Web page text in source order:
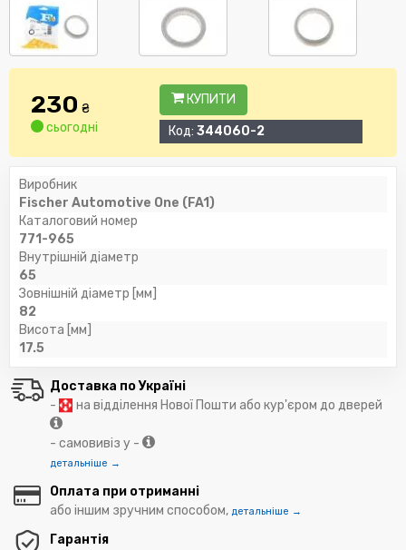
230 ₴
сьогодні
КУПИТИ
Код: 344060-2
Виробник
Fischer Automotive One (FA1)
Каталоговий номер
771-965
Внутрішній діаметр
65
Зовнішній діаметр [мм]
82
Висота [мм]
17.5
Доставка по Україні
-
на відділення Нової Пошти або кур'єром до дверей
- самовивіз у -
детальніше →
Оплата при отриманні
або іншим зручним способом, детальніше →
Гарантія